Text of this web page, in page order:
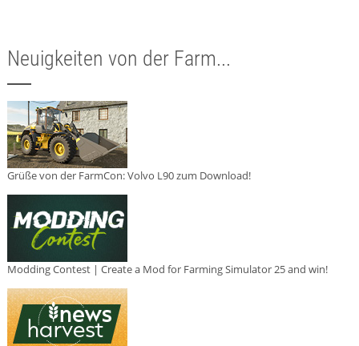
Neuigkeiten von der Farm...
Grüße von der FarmCon: Volvo L90 zum Download!
Modding Contest | Create a Mod for Farming Simulator 25 and win!